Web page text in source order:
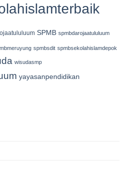
SPMB spmbdarojaatululuum
spmbsdit spmbsekolahislamdepok
wisudasmp
yayasanpendidikan